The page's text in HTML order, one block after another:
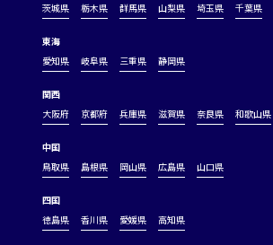
茨城県
栃木県 群馬県 山梨県 埼玉県 千葉県
東海
愛知県
岐阜県 三重県 静岡県
関西
大阪府
京都府 兵庫県 滋賀県 奈良県 和歌山県
中国
鳥取県
島根県 岡山県 広島県 山口県
四国
徳島県
香川県 愛媛県 高知県